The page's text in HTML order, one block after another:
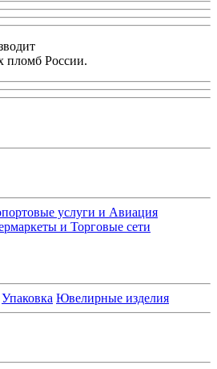
пломб России.
услуги и Авиация
и Торговые сети
Упаковка Ювелирные изделия